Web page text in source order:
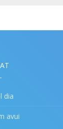
dia
avui